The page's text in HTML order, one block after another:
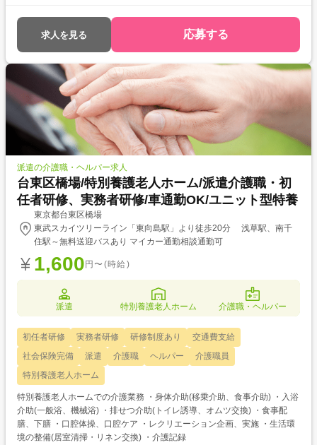
求人を見る 応募する
派遣の介護職・ヘルパー求人
台東区橋場/特別養護老人ホーム/派遣介護職・初
任者研修、実務者研修/車通勤OK/ユニット型特養
東京都台東区橋場
東武スカイツリーライン「東向島駅」より徒歩20分 浅草駅、南千
住駅～無料送迎バスあり マイカー通勤相談通勤可
1,600 円〜(時給)
派遣 特別養護老人ホーム 介護職・ヘルパー
初任者研修 実務者研修 研修制度あり
交通費支給
社会保険完備
派遣 介護職 ヘルパー
介護職員
特別養護老人ホーム
特別養護老人ホームでの介護業務 ・身体介助(移乗介助、食事介助) ・入浴
介助(一般浴、機械浴) ・排せつ介助(トイレ誘導、オムツ交換) ・食事配
膳、下膳 ・口腔体操、口腔ケア ・レクリエーション企画、実施 ・生活環
境の整備(居室清掃・リネン交換) ・介護記録